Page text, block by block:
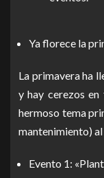
Ya florece la
La primavera ha
y hay cerezos
hermoso tema
mantenimiento)
Evento 1: